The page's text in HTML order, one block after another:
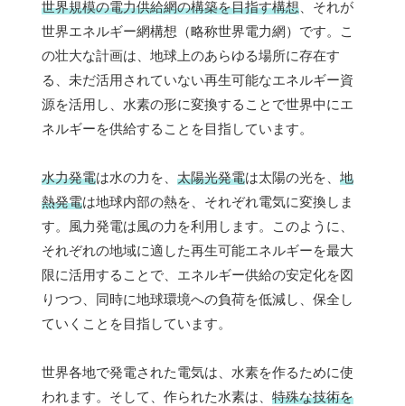
世界規模の電力供給網の構築を目指す構想 、それが
世界エネルギー網構想（略称世界電力網）です。こ
の壮大な計画は、地球上のあらゆる場所に存在す
る、未だ活用されていない再生可能なエネルギー資
源を活用し、水素の形に変換することで世界中にエ
ネルギーを供給することを目指しています。
水力発電は水の力を、 太陽光発電は太陽の光を、 地
熱発電は地球内部の熱を、それぞれ電気に変換しま
す。風力発電は風の力を利用します。このように、
それぞれの地域に適した再生可能エネルギーを最大
限に活用することで、エネルギー供給の安定化を図
りつつ、同時に地球環境への負荷を低減し、保全し
ていくことを目指しています。
世界各地で発電された電気は、水素を作るために使
われます。そして、作られた水素は、 特殊な技術を